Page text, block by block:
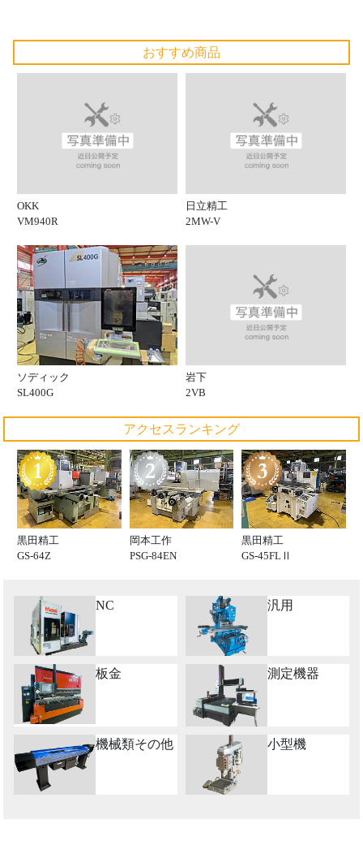
おすすめ商品
OKK
VM940R
日立精工
2MW-V
ソディック
SL400G
岩下
2VB
アクセスランキング
黒田精工
GS-64Z
岡本工作
PSG-84EN
黒田精工
GS-45FLⅡ
NC 汎用
板金 測定機器
機械類その他 小型機